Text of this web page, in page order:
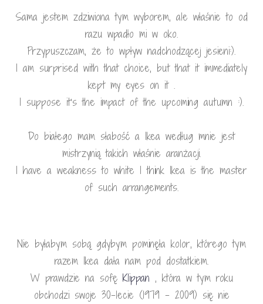
Sama jestem zdziwiona tym wyborem, ale właśnie to od
razu wpadło mi w oko.
Przypuszczam, że to wpływ nadchodzącej jesieni:).
I am surprised with that choice, but that it immediately
kept my eyes on it .
I suppose it’s the impact of the upcoming autumn :).
Do białego mam słabość a Ikea według mnie jest
mistrzynią takich właśnie aranżacji.
I have a weakness to white I think Ikea is the master
of such arrangements.
Nie byłabym sobą gdybym pominęła kolor, którego tym
razem Ikea dała nam pod dostatkiem.
W prawdzie na sofę Klippan , która w tym roku
obchodzi swoje 30-lecie (1979 – 2009) się nie